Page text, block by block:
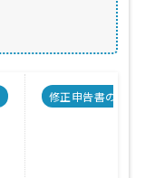
修正申告書の料金